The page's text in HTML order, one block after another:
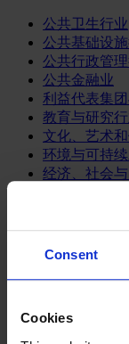
Consent
Cookies
公共卫生行业
公共基础设
公共行政管
公共金融业
利益代表集
教育与研究
文化、艺术
环境与可持
经济、社会
媒体和娱乐业
消费品
餐饮、旅游与